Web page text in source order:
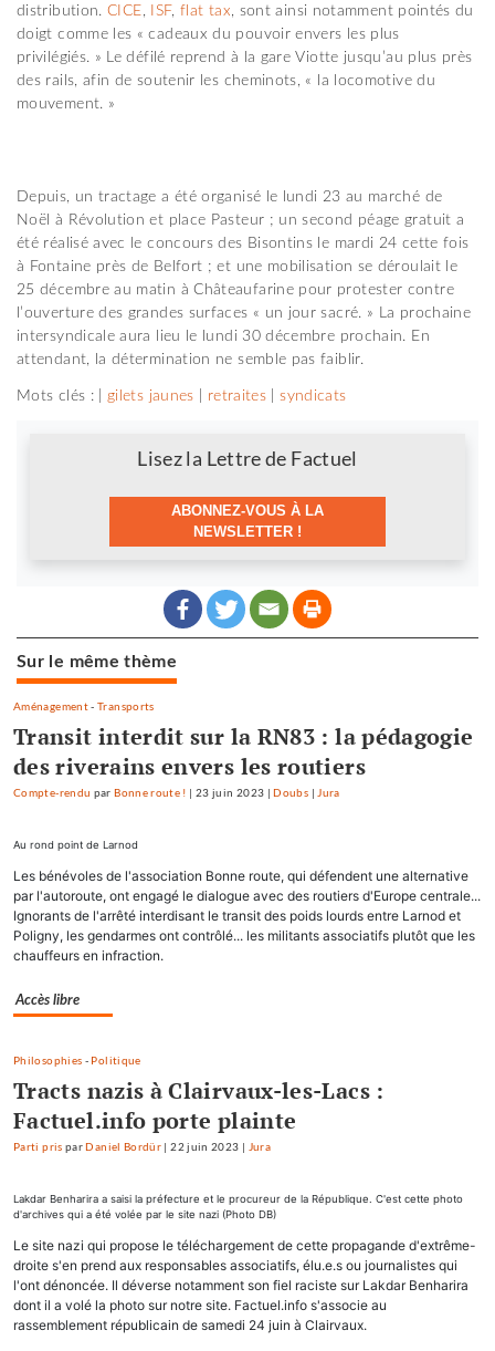
distribution.CICE ISF,flat tax , sont ainsi notamment pointés du
doigt comme les « cadeaux du pouvoir envers les plus
privilégiés. » Le défilé reprend à la gare Viotte jusqu’au plus près
des rails, afin de soutenir les cheminots, « la locomotive du
mouvement. »
Depuis, un tractage a été organisé le lundi 23 au marché de
Noël à Révolution et place Pasteur ; un second péage gratuit a
été réalisé avec le concours des Bisontins le mardi 24 cette fois
à Fontaine près de Belfort ; et une mobilisation se déroulait le
25 décembre au matin à Châteaufarine pour protester contre
l’ouverture des grandes surfaces « un jour sacré. » La prochaine
intersyndicale aura lieu le lundi 30 décembre prochain. En
attendant, la détermination ne semble pas faiblir.
Mots clés : | gilets jaunes retraites |syndicats
Lisez la Lettre de Factuel
ABONNEZ-VOUS À LA
NEWSLETTER !
Sur le même thème
Aménagement-Transports
Transit interdit sur la RN83 : la pédagogie
des riverains envers les routiers
Compte-rendu par Bonne route ! 23 juin 2023 Doubs |Jura
Au rond point de Larnod
Les bénévoles de l'association Bonne route, qui défendent une alternative
par l'autoroute, ont engagé le dialogue avec des routiers d'Europe centrale...
Ignorants de l'arrêté interdisant le transit des poids lourds entre Larnod et
Poligny, les gendarmes ont contrôlé... les militants associatifs plutôt que les
chauffeurs en infraction.
Accès libre
Philosophies - Politique
Tracts nazis à Clairvaux-les-Lacs :
Factuel.info porte plainte
Parti pris par Daniel Bordür |22 juin 2023 Jura
Lakdar Benharira a saisi la préfecture et le procureur de la République. C'est cette photo
d'archives qui a été volée par le site nazi (Photo DB)
Le site nazi qui propose le téléchargement de cette propagande d'extrême-
droite s'en prend aux responsables associatifs, élu.e.s ou journalistes qui
l'ont dénoncée. Il déverse notamment son fiel raciste sur Lakdar Benharira
dont il a volé la photo sur notre site. Factuel.info s'associe au
rassemblement républicain de samedi 24 juin à Clairvaux.